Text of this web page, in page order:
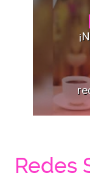
Redes